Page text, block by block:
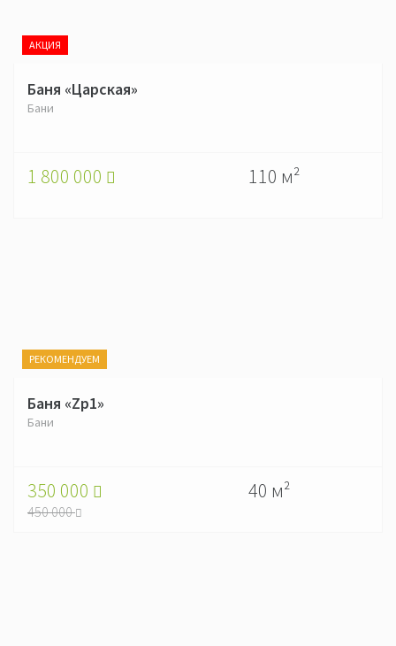
АКЦИЯ
Баня «Царская»
Бани
1 800 000 110 м²
РЕКОМЕНДУЕМ
Баня «Zp1»
Бани
350 000
450 000
40 м²